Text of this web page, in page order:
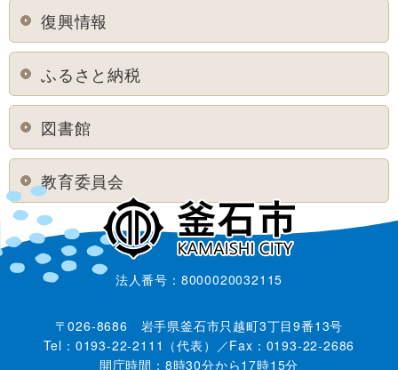
復興情報
ふるさと納税
図書館
教育委員会
法人番号：8000020032115
〒026-8686 岩手県釜石市只越町3丁目9番13号
Tel：0193-22-2111（代表）／Fax：0193-22-2686
開庁時間：8時30分から17時15分